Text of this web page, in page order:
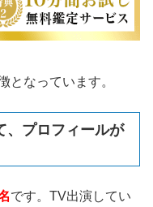
となっています。
、プロフィールが
です。TV出演してい